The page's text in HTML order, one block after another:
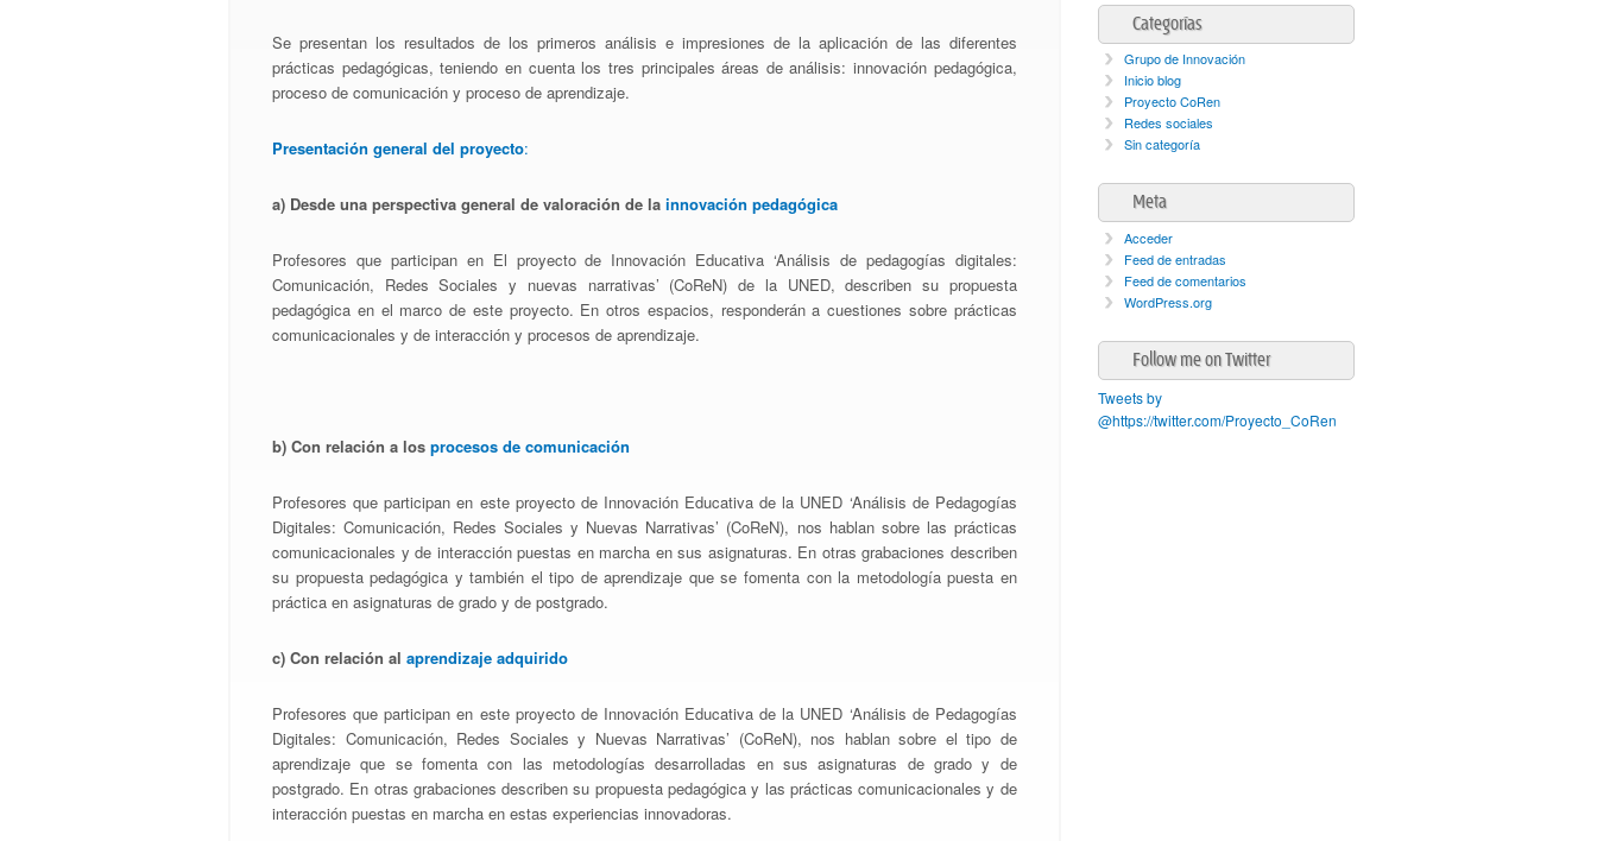
Se presentan los resultados de los primeros análisis e impresiones de la aplicación de las diferentes
prácticas pedagógicas, teniendo en cuenta los tres principales áreas de análisis: innovación pedagógica,
proceso de comunicación y proceso de aprendizaje.
Presentación general del proyecto:
a) Desde una perspectiva general de valoración de lainnovación pedagógica
Profesores que participan en El proyecto de Innovación Educativa ‘Análisis de pedagogías digitales:
Comunicación, Redes Sociales y nuevas narrativas’ (CoReN) de la UNED, describen su propuesta
pedagógica en el marco de este proyecto. En otros espacios, responderán a cuestiones sobre prácticas
comunicacionales y de interacción y procesos de aprendizaje.
b) Con relación a losprocesos de comunicación
Profesores que participan en este proyecto de Innovación Educativa de la UNED ‘Análisis de Pedagogías
Digitales: Comunicación, Redes Sociales y Nuevas Narrativas’ (CoReN), nos hablan sobre las prácticas
comunicacionales y de interacción puestas en marcha en sus asignaturas. En otras grabaciones describen
su propuesta pedagógica y también el tipo de aprendizaje que se fomenta con la metodología puesta en
práctica en asignaturas de grado y de postgrado.
c) Con relación alaprendizaje adquirido
Profesores que participan en este proyecto de Innovación Educativa de la UNED ‘Análisis de Pedagogías
Digitales: Comunicación, Redes Sociales y Nuevas Narrativas’ (CoReN), nos hablan sobre el tipo de
aprendizaje que se fomenta con las metodologías desarrolladas en sus asignaturas de grado y de
postgrado. En otras grabaciones describen su propuesta pedagógica y las prácticas comunicacionales y de
interacción puestas en marcha en estas experiencias innovadoras.
Categorías
Grupo de Innovación
Inicio blog
Proyecto CoRen
Redes sociales
Sin categoría
Meta
Acceder
Feed de entradas
Feed de comentarios
WordPress.org
Follow me on Twitter
Tweets by
@https://twitter.com/Proyecto_CoRen